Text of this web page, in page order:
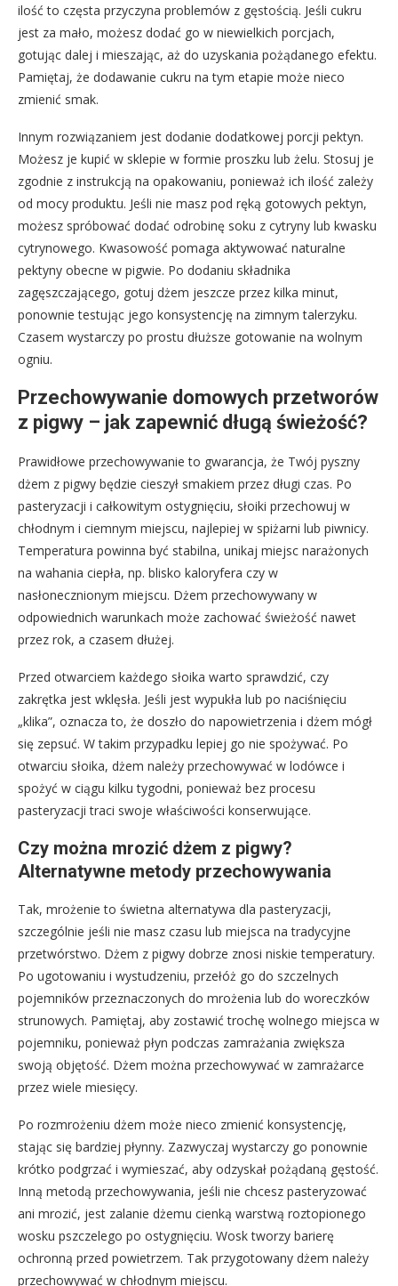
ilość to częsta przyczyna problemów z gęstością. Jeśli cukru
jest za mało, możesz dodać go w niewielkich porcjach,
gotując dalej i mieszając, aż do uzyskania pożądanego efektu.
Pamiętaj, że dodawanie cukru na tym etapie może nieco
zmienić smak.
Innym rozwiązaniem jest dodanie dodatkowej porcji pektyn.
Możesz je kupić w sklepie w formie proszku lub żelu. Stosuj je
zgodnie z instrukcją na opakowaniu, ponieważ ich ilość zależy
od mocy produktu. Jeśli nie masz pod ręką gotowych pektyn,
możesz spróbować dodać odrobinę soku z cytryny lub kwasku
cytrynowego. Kwasowość pomaga aktywować naturalne
pektyny obecne w pigwie. Po dodaniu składnika
zagęszczającego, gotuj dżem jeszcze przez kilka minut,
ponownie testując jego konsystencję na zimnym talerzyku.
Czasem wystarczy po prostu dłuższe gotowanie na wolnym
ogniu.
Przechowywanie domowych przetworów
z pigwy – jak zapewnić długą świeżość?
Prawidłowe przechowywanie to gwarancja, że Twój pyszny
dżem z pigwy będzie cieszył smakiem przez długi czas. Po
pasteryzacji i całkowitym ostygnięciu, słoiki przechowuj w
chłodnym i ciemnym miejscu, najlepiej w spiżarni lub piwnicy.
Temperatura powinna być stabilna, unikaj miejsc narażonych
na wahania ciepła, np. blisko kaloryfera czy w
nasłonecznionym miejscu. Dżem przechowywany w
odpowiednich warunkach może zachować świeżość nawet
przez rok, a czasem dłużej.
Przed otwarciem każdego słoika warto sprawdzić, czy
zakrętka jest wklęsła. Jeśli jest wypukła lub po naciśnięciu
„klika”, oznacza to, że doszło do napowietrzenia i dżem mógł
się zepsuć. W takim przypadku lepiej go nie spożywać. Po
otwarciu słoika, dżem należy przechowywać w lodówce i
spożyć w ciągu kilku tygodni, ponieważ bez procesu
pasteryzacji traci swoje właściwości konserwujące.
Czy można mrozić dżem z pigwy?
Alternatywne metody przechowywania
Tak, mrożenie to świetna alternatywa dla pasteryzacji,
szczególnie jeśli nie masz czasu lub miejsca na tradycyjne
przetwórstwo. Dżem z pigwy dobrze znosi niskie temperatury.
Po ugotowaniu i wystudzeniu, przełóż go do szczelnych
pojemników przeznaczonych do mrożenia lub do woreczków
strunowych. Pamiętaj, aby zostawić trochę wolnego miejsca w
pojemniku, ponieważ płyn podczas zamrażania zwiększa
swoją objętość. Dżem można przechowywać w zamrażarce
przez wiele miesięcy.
Po rozmrożeniu dżem może nieco zmienić konsystencję,
stając się bardziej płynny. Zazwyczaj wystarczy go ponownie
krótko podgrzać i wymieszać, aby odzyskał pożądaną gęstość.
Inną metodą przechowywania, jeśli nie chcesz pasteryzować
ani mrozić, jest zalanie dżemu cienką warstwą roztopionego
wosku pszczelego po ostygnięciu. Wosk tworzy barierę
ochronną przed powietrzem. Tak przygotowany dżem należy
przechowywać w chłodnym miejscu.